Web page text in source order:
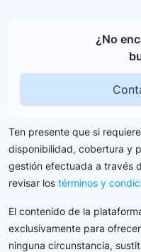
¿No
Ten presente que si
disponibilidad, cobertura y
gestión efectuada a través
revisar los términos y
El contenido de la
exclusivamente para
ninguna circunstancia,